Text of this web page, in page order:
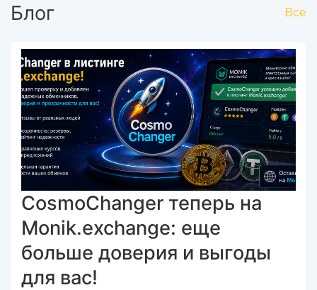
Блог Все
CosmoChanger теперь на
Monik.exchange: еще
больше доверия и выгоды
для вас!